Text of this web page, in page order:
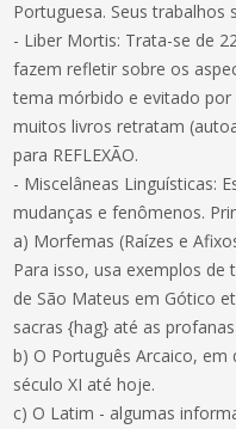
Portuguesa. Seus trabalhos
- Liber Mortis: Trata-se de
fazem refletir sobre os
tema mórbido e evitado por
muitos livros retratam
para REFLEXÃO.
- Miscelâneas Linguísticas:
mudanças e fenômenos.
a) Morfemas (Raízes e
Para isso, usa exemplos
de São Mateus em Gótico
sacras {hag} até as
b) O Português Arcaico, em
século XI até hoje.
c) O Latim - algumas